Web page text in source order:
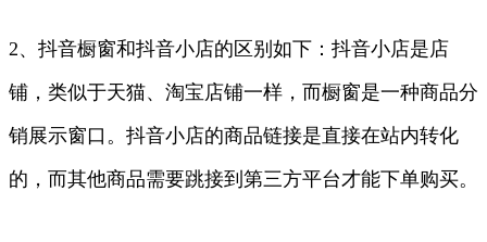
2、抖音橱窗和抖音小店的区别如下：抖音小店是店
铺，类似于天猫、淘宝店铺一样，而橱窗是一种商品分
销展示窗口。抖音小店的商品链接是直接在站内转化
的，而其他商品需要跳接到第三方平台才能下单购买。